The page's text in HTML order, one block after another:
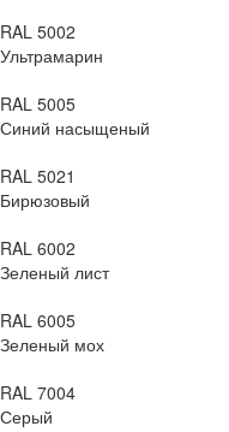
RAL 5002
Ультрамарин
RAL 5005
Синий насыщеный
RAL 5021
Бирюзовый
RAL 6002
Зеленый лист
RAL 6005
Зеленый мох
RAL 7004
Серый